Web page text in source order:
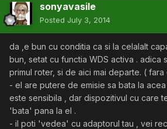
sonyavasile
Posted July 3, 2014
da ,e bun cu conditia ca si la celalalt
bun, setat cu functia WDS activa . adica
primul roter, si de aici mai departe. (
- el are putere de emisie sa bata la
este sensibila , dar dispozitivul cu care
'bata' pana la el .
- il poti 'vedea' cu adaptorul tau , vei